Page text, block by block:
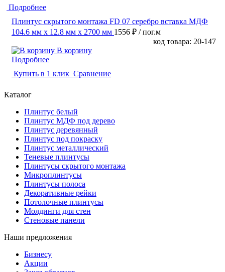
Подробнее
Плинтус скрытого монтажа FD 07 серебро вставка МДФ
104.6 мм x 12.8 мм х 2700 мм 1556 ₽ / пог.м
код товара: 20-147
В корзину
Подробнее
Купить в 1 клик Сравнение
Каталог
Плинтус белый
Плинтус МДФ под дерево
Плинтус деревянный
Плинтус под покраску
Плинтус металлический
Теневые плинтусы
Плинтусы скрытого монтажа
Микроплинтусы
Плинтусы полоса
Декоративные рейки
Потолочные плинтусы
Молдинги для стен
Стеновые панели
Наши предложения
Бизнесу
Акции